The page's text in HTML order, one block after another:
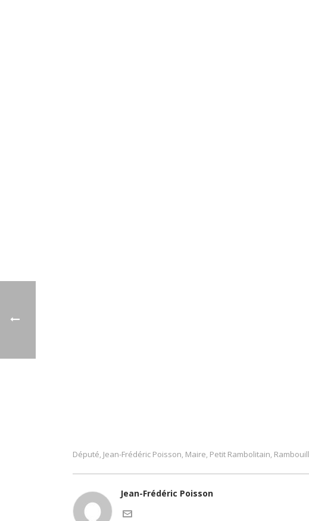
Député, Jean-Frédéric Poisson, Maire, Petit Rambolitain,
Jean-Frédéric Poisson